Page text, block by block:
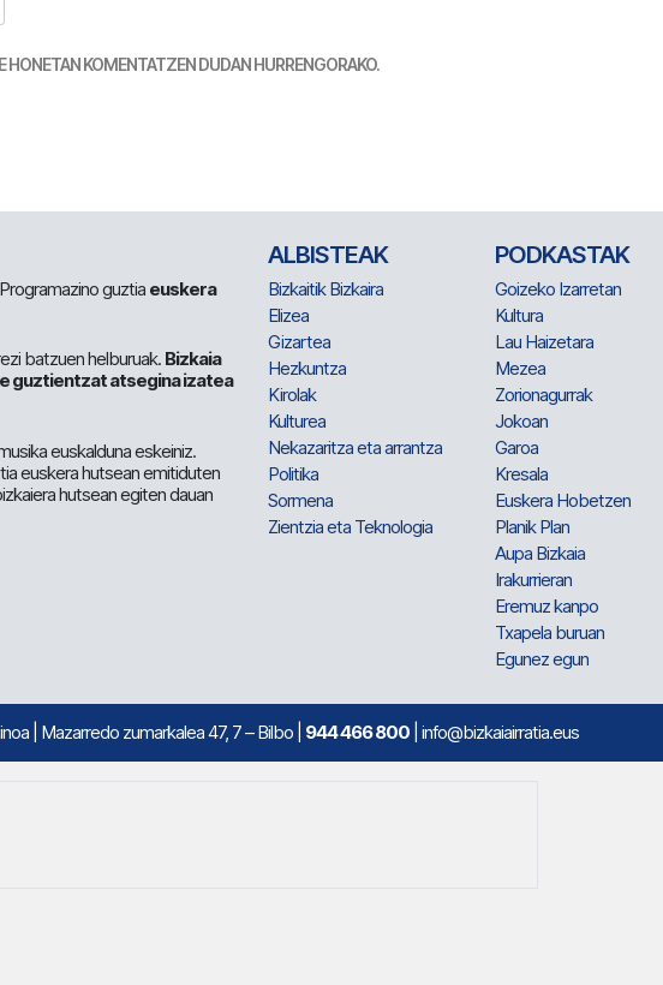
HONETAN KOMENTATZEN DUDAN HURRENGORAKO.
guztia euskera
batzuen helburuak. Bizkaia
guztientzat atsegina izatea
euskalduna eskeiniz.
euskera hutsean emitiduten
hutsean egiten dauan
ALBISTEAK
Bizkaitik Bizkaira
Elizea
Gizartea
Hezkuntza
Kirolak
Kulturea
Nekazaritza eta arrantza
Politika
Sormena
Zientzia eta Teknologia
PODKASTAK
Goizeko Izarretan
Kultura
Lau Haizetara
Mezea
Zorionagurrak
Jokoan
Garoa
Kresala
Euskera Hobetzen
Planik Plan
Aupa Bizkaia
Irakurrieran
Eremuz kanpo
Txapela buruan
Egunez egun
| Mazarredo zumarkalea 47, 7 – Bilbo | 944 466 800 | info@bizkaiairratia.eus